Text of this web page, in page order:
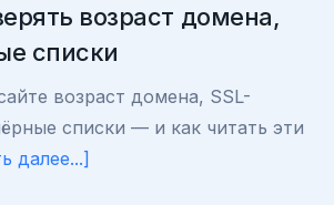
возраст домена,
списки
возраст домена, SSL-
списки — и как читать эти
далее...]